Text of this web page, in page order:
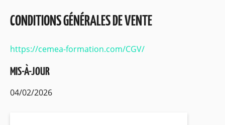
CONDITIONS GÉNÉRALES DE VENTE
https://cemea-formation.com/CGV/
MIS-À-JOUR
04/02/2026